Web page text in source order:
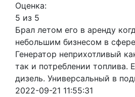
Оценка:
5 из 5
Брал летом его в аренду
небольшим бизнесом в
Генератор неприхотливый
так и потреблении топлива.
дизель. Универсальный в
2022-09-21 11:55:31